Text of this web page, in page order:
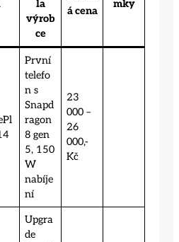
la
výrob
ce
á cena
mky
První
telefo
n s
Snapd
ragon
8 gen
5, 150
W
nabíje
ní
23
000 –
26
000,-
Kč
Upgra
de